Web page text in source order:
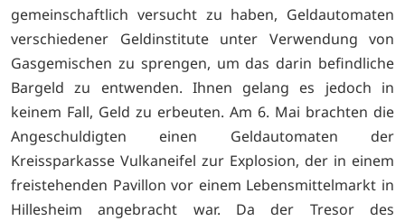
gemeinschaftlich versucht zu haben, Geldautomaten
verschiedener Geldinstitute unter Verwendung von
Gasgemischen zu sprengen, um das darin befindliche
Bargeld zu entwenden. Ihnen gelang es jedoch in
keinem Fall, Geld zu erbeuten. Am 6. Mai brachten die
Angeschuldigten einen Geldautomaten der
Kreissparkasse Vulkaneifel zur Explosion, der in einem
freistehenden Pavillon vor einem Lebensmittelmarkt in
Hillesheim angebracht war. Da der Tresor des